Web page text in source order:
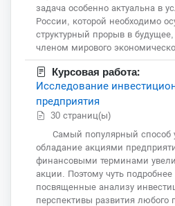
задача особенно актуальна в
России, которой необходимо
структурный прорыв в
членом мирового
Курсовая работа:
Исследование
предприятия
30 страниц(ы)
Самый популярный способ
обладание акциями
финансовыми терминами
акции. Поэтому чуть
посвященные анализу
перспективы развития любого